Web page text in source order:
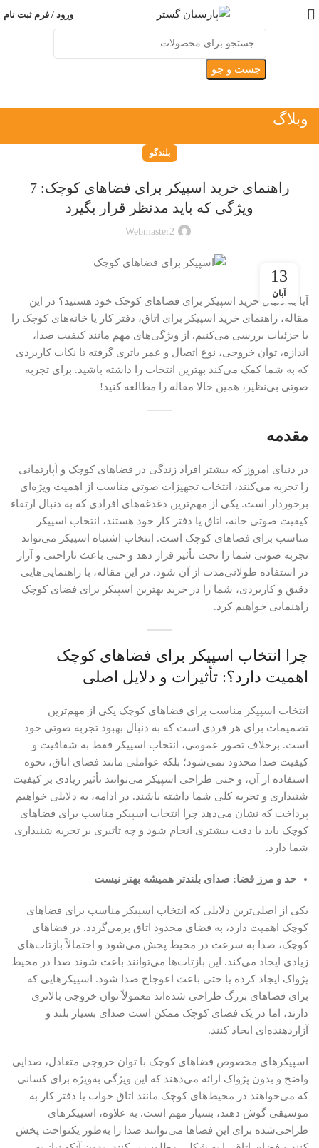
ورود / فرم ثبت نام
جست و جو
وبلاگ
بلندگو
راهنمای خرید اسپیکر برای فضاهای کوچک: 7
ویژگی‌ که باید مدنظر قرار بگیرد
Webmaster2
13
آبان
آیا به دنبال خرید اسپیکر برای فضاهای کوچک خود هستید؟ در این
مقاله، راهنمای خرید اسپیکر برای اتاق، دفتر کار یا خانه‌های کوچک را
با جزئیات بررسی می‌کنیم. از ویژگی‌های مهم مانند کیفیت صدا،
اندازه، توان خروجی، نوع اتصال و عمر باتری گرفته تا نکات کاربردی
که به شما کمک می‌کند بهترین انتخاب را داشته باشید. برای تجربه
صوتی بی‌نظیر، همین حالا مقاله را مطالعه کنید!
مقدمه
در دنیای امروز که بیشتر افراد زندگی در فضاهای کوچک و آپارتمانی
را تجربه می‌کنند، انتخاب تجهیزات صوتی مناسب از اهمیت ویژه‌ای
برخوردار است. یکی از مهم‌ترین دغدغه‌های افرادی که به دنبال ارتقاء
کیفیت صوتی خانه، اتاق یا دفتر کار خود هستند، انتخاب اسپیکر
مناسب برای فضاهای کوچک است. انتخاب اشتباه اسپیکر می‌تواند
تجربه صوتی شما را تحت تأثیر قرار دهد و حتی باعث ناراحتی و آزار
در استفاده طولانی‌مدت از آن شود. در این مقاله، با راهنمایی‌هایی
دقیق و کاربردی، شما را در خرید بهترین اسپیکر برای فضای کوچک
راهنمایی خواهیم کرد.
چرا انتخاب اسپیکر برای فضاهای کوچک
اهمیت دارد؟: تأثیرات و دلایل اصلی
انتخاب اسپیکر مناسب برای فضاهای کوچک یکی از مهم‌ترین
تصمیمات برای هر فردی است که به دنبال بهبود تجربه صوتی خود
است. برخلاف تصور عمومی، انتخاب اسپیکر فقط به شفافیت و
کیفیت صدا محدود نمی‌شود؛ بلکه عواملی مانند فضای اتاق، نحوه
استفاده از آن، و حتی طراحی اسپیکر می‌توانند تأثیر زیادی بر کیفیت
شنیداری و تجربه کلی شما داشته باشند. در ادامه، به دلایلی خواهیم
پرداخت که نشان می‌دهد چرا انتخاب اسپیکر مناسب برای فضاهای
کوچک باید با دقت بیشتری انجام شود و چه تاثیری بر تجربه شنیداری
شما دارد.
حد و مرز فضا: صدای بلندتر همیشه بهتر نیست
یکی از اصلی‌ترین دلایلی که انتخاب اسپیکر مناسب برای فضاهای
کوچک اهمیت دارد، به فضای محدود اتاق برمی‌گردد. در فضاهای
کوچک، صدا به سرعت در محیط پخش می‌شود و احتمالاً بازتاب‌های
زیادی ایجاد می‌کند. این بازتاب‌ها می‌توانند باعث شوند صدا در محیط
پژواک ایجاد کرده یا حتی باعث اعوجاج صدا شود. اسپیکرهایی که
برای فضاهای بزرگ طراحی شده‌اند معمولاً توان خروجی بالاتری
دارند، اما در یک فضای کوچک ممکن است صدای بسیار بلند و
آزاردهنده‌ای ایجاد کنند.
اسپیکرهای مخصوص فضاهای کوچک با توان خروجی متعادل، صدایی
واضح و بدون پژواک ارائه می‌دهند که این ویژگی به‌ویژه برای کسانی
که می‌خواهند در محیط‌های کوچک مانند اتاق خواب یا دفتر کار به
موسیقی گوش دهند، بسیار مهم است. به علاوه، اسپیکرهای
طراحی‌شده برای این فضاها می‌توانند صدا را به‌طور یکنواخت پخش